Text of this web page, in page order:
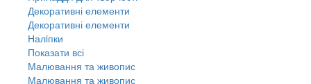
Декоративні елементи
Декоративні елементи
Налiпки
Показати всі
Малювання та живопис
Малювання та живопис